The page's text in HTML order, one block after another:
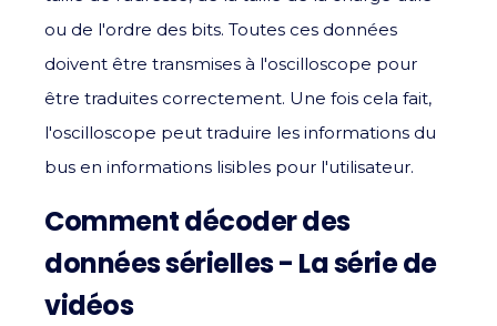
ou de l'ordre des bits. Toutes ces données
doivent être transmises à l'oscilloscope pour
être traduites correctement. Une fois cela fait,
l'oscilloscope peut traduire les informations du
bus en informations lisibles pour l'utilisateur.
Comment décoder des
données sérielles - La série de
vidéos